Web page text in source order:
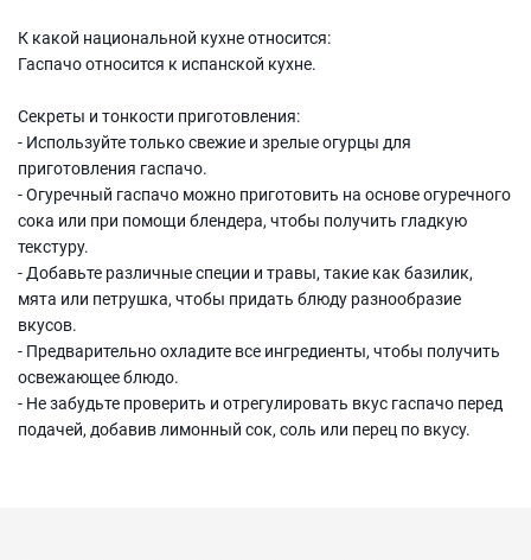
К какой национальной кухне относится:
Гаспачо относится к испанской кухне.
Секреты и тонкости приготовления:
- Используйте только свежие и зрелые огурцы для
приготовления гаспачо.
- Огуречный гаспачо можно приготовить на основе огуречного
сока или при помощи блендера, чтобы получить гладкую
текстуру.
- Добавьте различные специи и травы, такие как базилик,
мята или петрушка, чтобы придать блюду разнообразие
вкусов.
- Предварительно охладите все ингредиенты, чтобы получить
освежающее блюдо.
- Не забудьте проверить и отрегулировать вкус гаспачо перед
подачей, добавив лимонный сок, соль или перец по вкусу.